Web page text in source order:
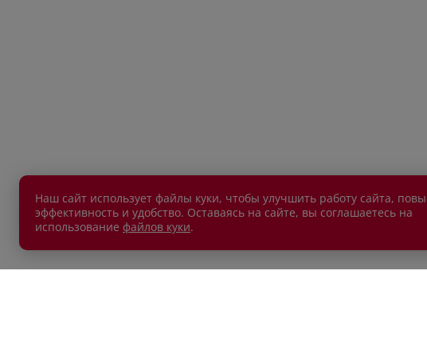
Наш сайт использует файлы куки, чтобы улучшить работу сайта,
эффективность и удобство. Оставаясь на сайте, вы соглашаетесь на
использование файлов куки.